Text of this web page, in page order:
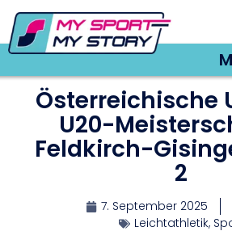
Österreichische
U20-
Feldkirch-
2
7. September 2025
Leichtathletik,